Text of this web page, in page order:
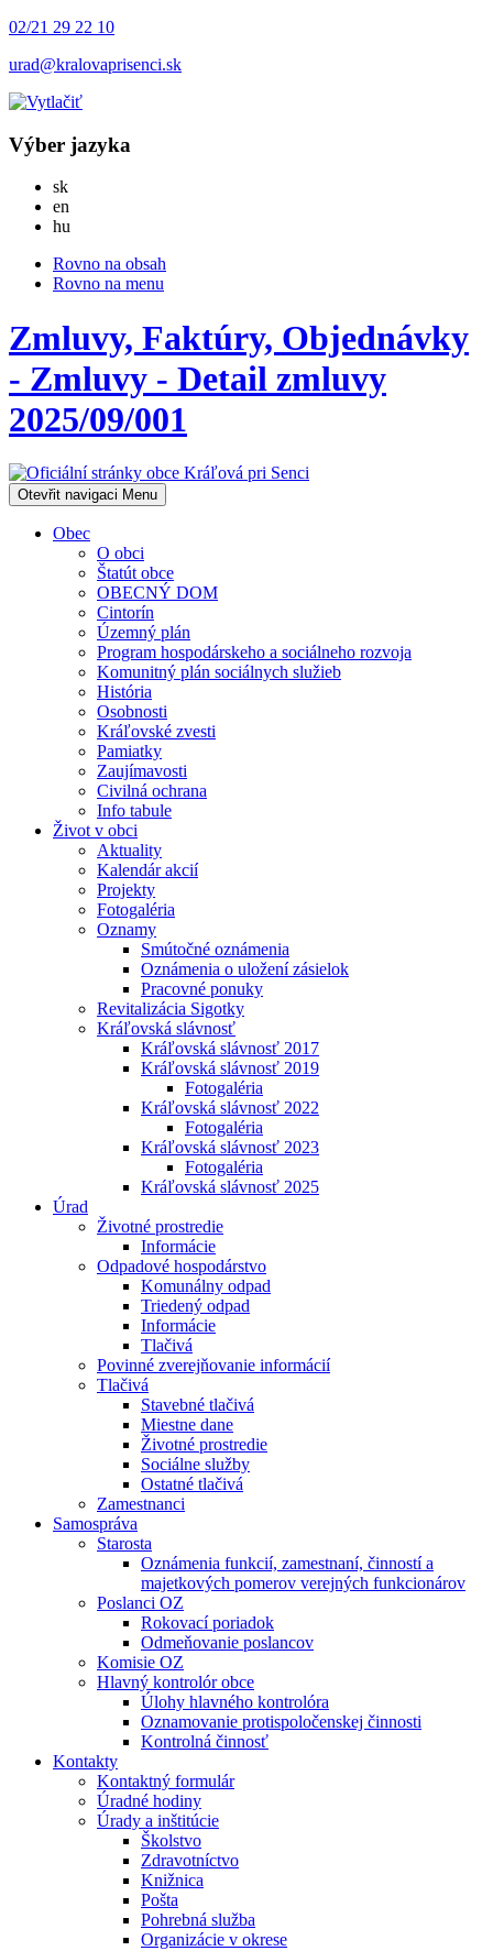
02/21 29 22 10
urad@kralovaprisenci.sk
Výber jazyka
skSlovensky
en
hu
Rovno na obsah
Rovno na menu
Zmluvy, Faktúry, Objednávky
- Zmluvy - Detail zmluvy
2025/09/001
Otevřit navigaci Menu
Obec
O obci
Štatút obce
OBECNÝ DOM
Cintorín
Územný plán
Program hospodárskeho a sociálneho rozvoja
Komunitný plán sociálnych služieb
História
Osobnosti
Kráľovské zvesti
Pamiatky
Zaujímavosti
Civilná ochrana
Info tabule
Život v obci
Aktuality
Kalendár akcií
Projekty
Fotogaléria
Oznamy
Smútočné oznámenia
Oznámenia o uložení zásielok
Pracovné ponuky
Revitalizácia Sigotky
Kráľovská slávnosť
Kráľovská slávnosť 2017
Kráľovská slávnosť 2019
Fotogaléria
Kráľovská slávnosť 2022
Fotogaléria
Kráľovská slávnosť 2023
Fotogaléria
Kráľovská slávnosť 2025
Úrad
Životné prostredie
Informácie
Odpadové hospodárstvo
Komunálny odpad
Triedený odpad
Informácie
Tlačivá
Povinné zverejňovanie informácií
Tlačivá
Stavebné tlačivá
Miestne dane
Životné prostredie
Sociálne služby
Ostatné tlačivá
Zamestnanci
Samospráva
Starosta
Oznámenia funkcií, zamestnaní, činností a
majetkových pomerov verejných funkcionárov
Poslanci OZ
Rokovací poriadok
Odmeňovanie poslancov
Komisie OZ
Hlavný kontrolór obce
Úlohy hlavného kontrolóra
Oznamovanie protispoločenskej činnosti
Kontrolná činnosť
Kontakty
Kontaktný formulár
Úradné hodiny
Úrady a inštitúcie
Školstvo
Zdravotníctvo
Knižnica
Pošta
Pohrebná služba
Organizácie v okrese